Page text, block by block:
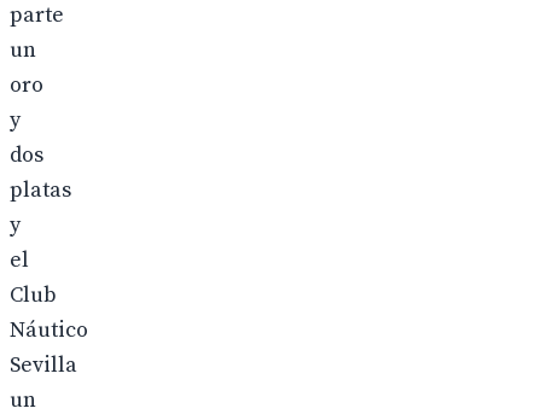
parte
un
oro
y
dos
platas
y
el
Club
Náutico
Sevilla
un